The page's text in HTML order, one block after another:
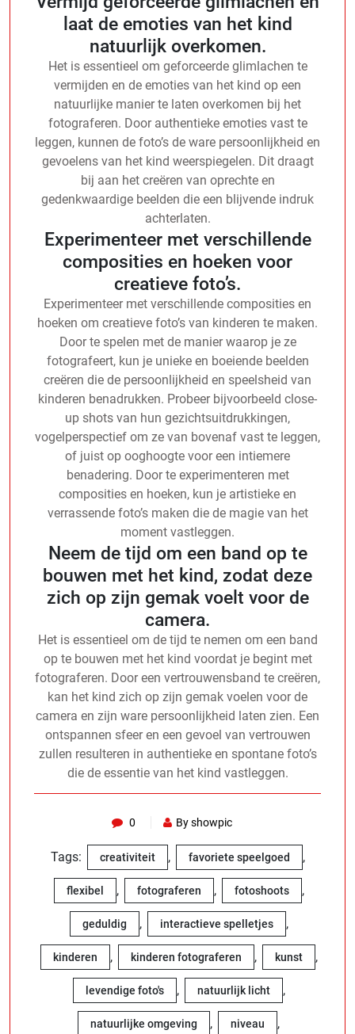
laat de emoties van het kind
natuurlijk overkomen.
Het is essentieel om geforceerde glimlachen te
vermijden en de emoties van het kind op een
natuurlijke manier te laten overkomen bij het
fotograferen. Door authentieke emoties vast te
leggen, kunnen de foto’s de ware persoonlijkheid en
gevoelens van het kind weerspiegelen. Dit draagt
bij aan het creëren van oprechte en
gedenkwaardige beelden die een blijvende indruk
achterlaten.
Experimenteer met verschillende
composities en hoeken voor
creatieve foto’s.
Experimenteer met verschillende composities en
hoeken om creatieve foto’s van kinderen te maken.
Door te spelen met de manier waarop je ze
fotografeert, kun je unieke en boeiende beelden
creëren die de persoonlijkheid en speelsheid van
kinderen benadrukken. Probeer bijvoorbeeld close-
up shots van hun gezichtsuitdrukkingen,
vogelperspectief om ze van bovenaf vast te leggen,
of juist op ooghoogte voor een intiemere
benadering. Door te experimenteren met
composities en hoeken, kun je artistieke en
verrassende foto’s maken die de magie van het
moment vastleggen.
Neem de tijd om een band op te
bouwen met het kind, zodat deze
zich op zijn gemak voelt voor de
camera.
Het is essentieel om de tijd te nemen om een band
op te bouwen met het kind voordat je begint met
fotograferen. Door een vertrouwensband te creëren,
kan het kind zich op zijn gemak voelen voor de
camera en zijn ware persoonlijkheid laten zien. Een
ontspannen sfeer en een gevoel van vertrouwen
zullen resulteren in authentieke en spontane foto’s
die de essentie van het kind vastleggen.
0 By showpic
Tags: creativiteit , favoriete speelgoed ,
flexibel , fotograferen , fotoshoots ,
geduldig , interactieve spelletjes ,
kinderen , kinderen fotograferen , kunst ,
levendige foto's , natuurlijk licht ,
natuurlijke omgeving , niveau ,